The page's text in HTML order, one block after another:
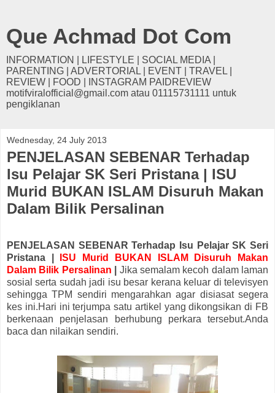
Que Achmad Dot Com
INFORMATION | LIFESTYLE | SOCIAL MEDIA |
PARENTING | ADVERTORIAL | EVENT | TRAVEL |
REVIEW | FOOD | INSTAGRAM PAIDREVIEW
motifviralofficial@gmail.com atau 01115731111 untuk
pengiklanan
Wednesday, 24 July 2013
PENJELASAN SEBENAR Terhadap
Isu Pelajar SK Seri Pristana | ISU
Murid BUKAN ISLAM Disuruh Makan
Dalam Bilik Persalinan
PENJELASAN SEBENAR Terhadap Isu Pelajar SK Seri
Pristana |
ISU Murid BUKAN ISLAM Disuruh Makan
Dalam Bilik Persalinan
Jika semalam kecoh dalam laman
sosial serta sudah jadi isu besar kerana keluar di televisyen
sehingga TPM sendiri mengarahkan agar disiasat segera
kes ini.Hari ini terjumpa satu artikel yang dikongsikan di FB
berkenaan penjelasan berhubung perkara tersebut.Anda
baca dan nilaikan sendiri.